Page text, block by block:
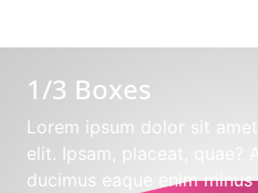
1/3 Boxes
Lorem ipsum dolor sit
elit. Ipsam, placeat, quae?
ducimus eaque enim